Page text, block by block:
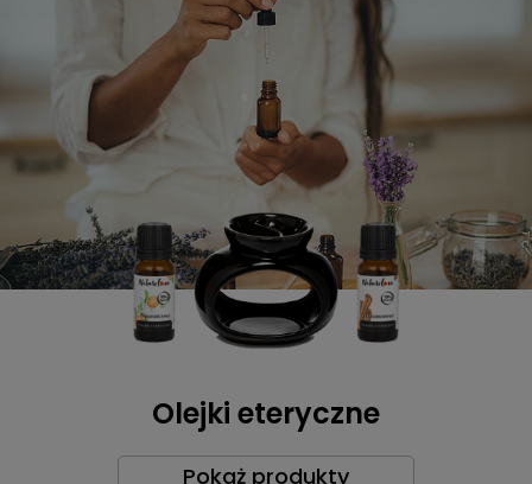
Olejki eteryczne
Pokaż produkty